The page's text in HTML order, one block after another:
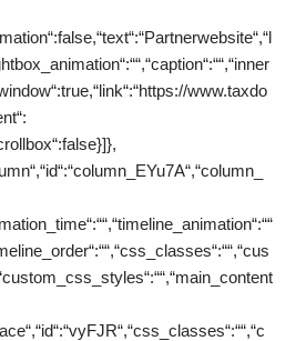
www.taxdo